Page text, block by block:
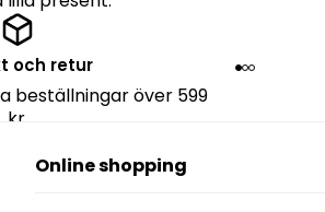
och retur
beställningar över 599
kr.
Online shopping